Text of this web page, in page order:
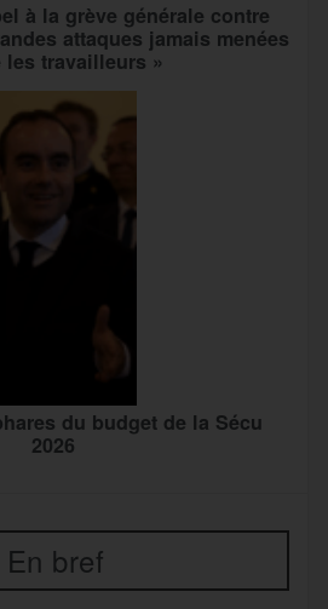
à la grève générale contre
attaques jamais menées
les travailleurs »
du budget de la Sécu
2026
En bref